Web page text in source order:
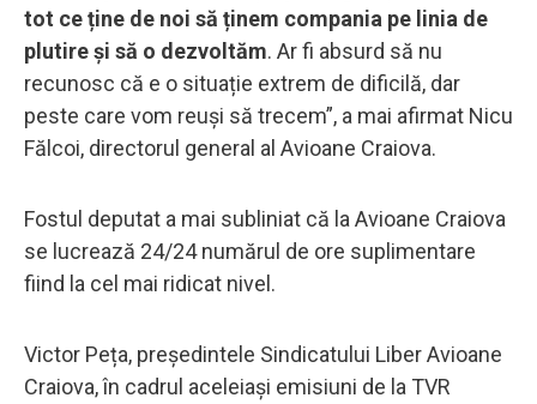
tot ce ține de noi să ținem compania pe linia de
plutire și să o dezvoltăm. Ar fi absurd să nu
recunosc că e o situație extrem de dificilă, dar
peste care vom reuși să trecem”, a mai afirmat Nicu
Fălcoi, directorul general al Avioane Craiova.
Fostul deputat a mai subliniat că la Avioane Craiova
se lucrează 24/24 numărul de ore suplimentare
fiind la cel mai ridicat nivel.
Victor Peța, președintele Sindicatului Liber Avioane
Craiova, în cadrul aceleiași emisiuni de la TVR